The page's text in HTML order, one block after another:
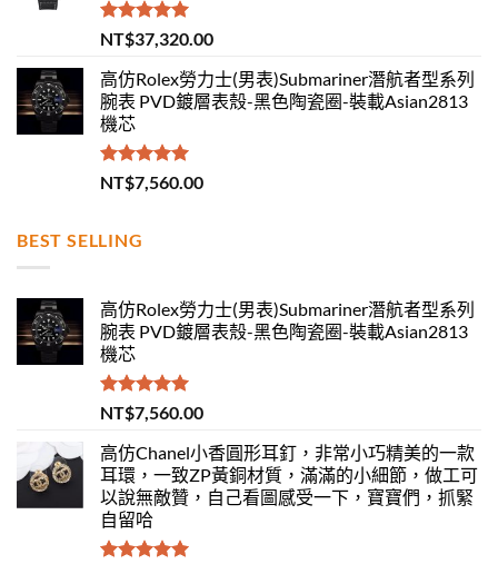
評分5.00
滿分 5
NT$37,320.00
高仿Rolex勞力士(男表)Submariner潛航者型系列
腕表 PVD鍍層表殼-黑色陶瓷圈-裝載Asian2813
機芯
評分 5.00
滿分 5
NT$7,560.00
BEST SELLING
高仿Rolex勞力士(男表)Submariner潛航者型系列
腕表 PVD鍍層表殼-黑色陶瓷圈-裝載Asian2813
機芯
評分 5.00
滿分 5
NT$7,560.00
高仿Chanel小香圓形耳釘，非常小巧精美的一款
耳環，一致ZP黃銅材質，滿滿的小細節，做工可
以說無敵贊，自己看圖感受一下，寶寶們，抓緊
自留哈